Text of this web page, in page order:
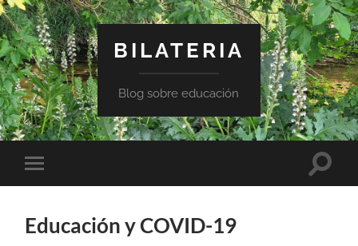
BILATERIA
Blog sobre educación
Alternar
el
móvil
Educación y COVID-19